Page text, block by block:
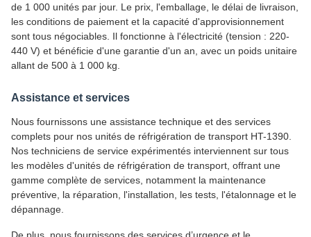
de 1 000 unités par jour. Le prix, l'emballage, le délai de livraison,
les conditions de paiement et la capacité d'approvisionnement
sont tous négociables. Il fonctionne à l'électricité (tension : 220-
440 V) et bénéficie d'une garantie d'un an, avec un poids unitaire
allant de 500 à 1 000 kg.
Assistance et services
Nous fournissons une assistance technique et des services
complets pour nos unités de réfrigération de transport HT-1390.
Nos techniciens de service expérimentés interviennent sur tous
les modèles d'unités de réfrigération de transport, offrant une
gamme complète de services, notamment la maintenance
préventive, la réparation, l'installation, les tests, l'étalonnage et le
dépannage.
De plus, nous fournissons des services d’urgence et le